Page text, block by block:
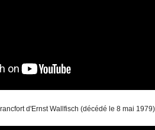
d'Ernst Wallfisch (décédé le 8 mai